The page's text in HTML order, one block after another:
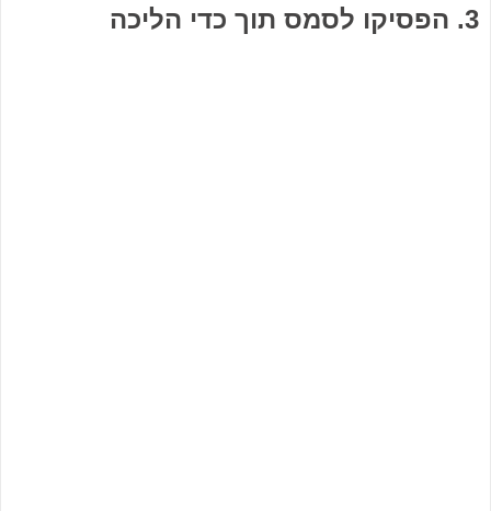
3. הפסיקו לסמס תוך כדי הליכה